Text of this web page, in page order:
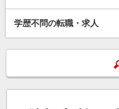
学歴不問の転職・求人